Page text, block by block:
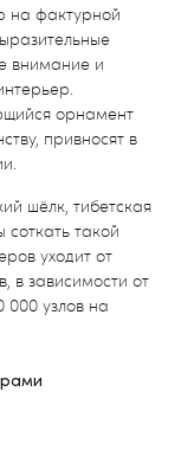
на фактурной
внимание и
орнамент
привносят в
шёлк, тибетская
такой
уходит от
в зависимости от
000 узлов на